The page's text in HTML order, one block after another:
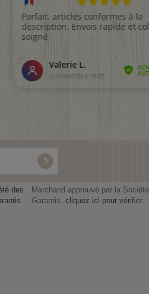
Marchand approuvé par la
Garantis, cliquez ici pour vérifier.